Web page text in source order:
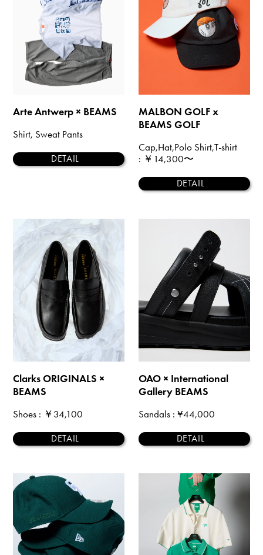
Arte Antwerp × BEAMS
Shirt, Sweat Pants
DETAIL
MALBON GOLF x
BEAMS GOLF
Cap,Hat,Polo Shirt,T-shirt
: ￥14,300〜
DETAIL
Clarks ORIGINALS ×
BEAMS
Shoes : ￥34,100
DETAIL
OAO × International
Gallery BEAMS
Sandals: ¥44,000
DETAIL